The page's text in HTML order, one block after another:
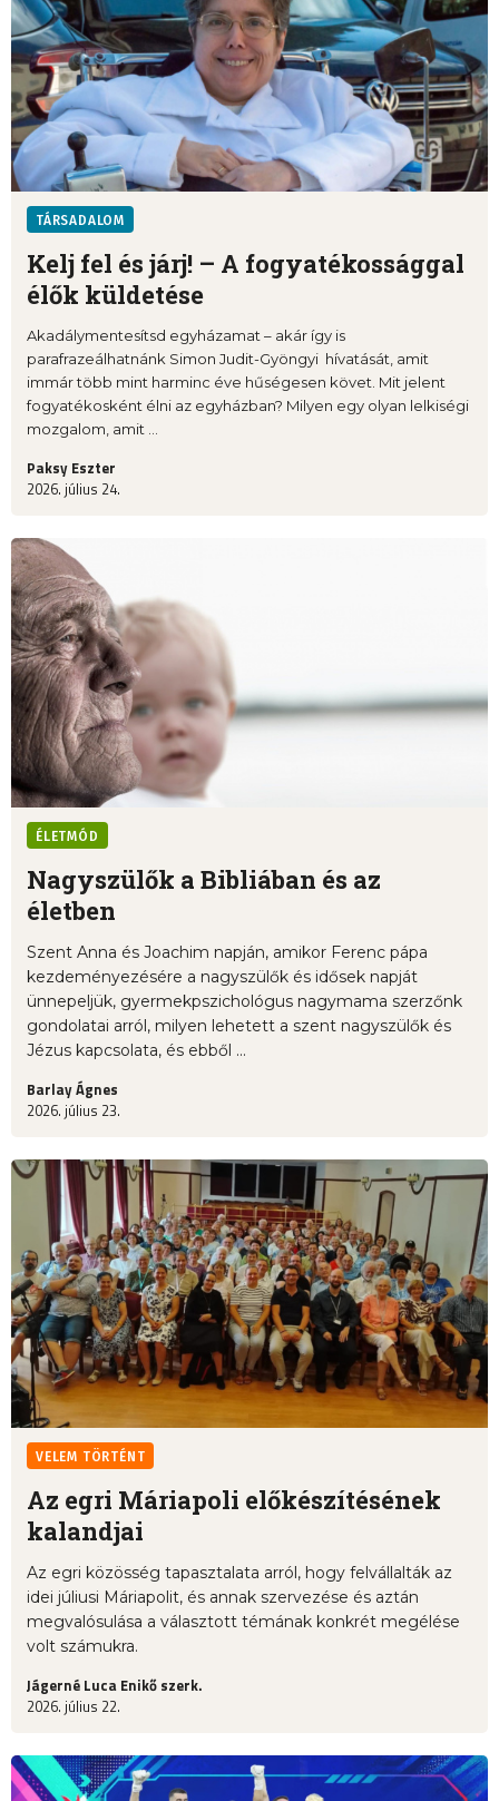
TÁRSADALOM
Kelj fel és járj! – A fogyatékossággal
élők küldetése
Akadálymentesítsd egyházamat – akár így is
parafrazeálhatnánk Simon Judit-Gyöngyi hívatását, amit
immár több mint harminc éve hűségesen követ. Mit jelent
fogyatékosként élni az egyházban? Milyen egy olyan lelkiségi
mozgalom, amit ...
Paksy Eszter
2026. július 24.
ÉLETMÓD
Nagyszülők a Bibliában és az
életben
Szent Anna és Joachim napján, amikor Ferenc pápa
kezdeményezésére a nagyszülők és idősek napját
ünnepeljük, gyermekpszichológus nagymama szerzőnk
gondolatai arról, milyen lehetett a szent nagyszülők és
Jézus kapcsolata, és ebből ...
Barlay Ágnes
2026. július 23.
VELEM TÖRTÉNT
Az egri Máriapoli előkészítésének
kalandjai
Az egri közösség tapasztalata arról, hogy felvállalták az
idei júliusi Máriapolit, és annak szervezése és aztán
megvalósulása a választott témának konkrét megélése
volt számukra.
Jágerné Luca Enikő szerk.
2026. július 22.